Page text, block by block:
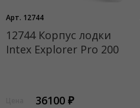
Арт. 12744
12744 Корпус лодки
Intex Explorer Pro 200
36100 ₽